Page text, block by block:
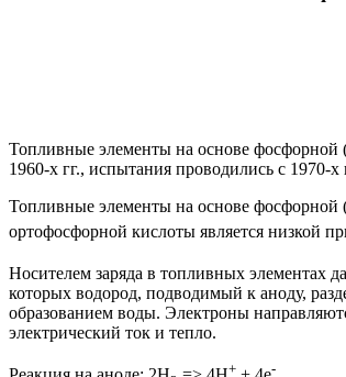
Топливные элементы на основе фосфорной
1960-х гг., испытания проводились с 1970-
Топливные элементы на основе фосфорной
ортофосфорной кислоты является низкой
Носителем заряда в топливных элементах
которых водород, подводимый к аноду,
образованием воды. Электроны
электрический ток и тепло.
+ -